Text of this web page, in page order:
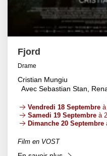
Fjord
Drame
Cristian Mungiu
Avec Sebastian Stan,
Vendredi 18 Septembre
Samedi 19 Septembre à
Dimanche 20 Septembre
Film en VOST